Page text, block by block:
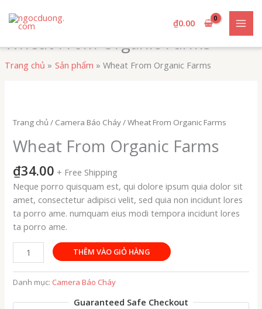
tới
dung
₫0.00
Wheat From Organic Farms
Trang chủ Sản phẩm Wheat From Organic Farms
Trang chủ / Camera Báo Cháy/ Wheat From Organic Farms
Wheat From Organic Farms
₫34.00 + Free Shipping
Neque porro quisquam est, qui dolore ipsum quia dolor sit
amet, consectetur adipisci velit, sed quia non incidunt lores
ta porro ame. numquam eius modi tempora incidunt lores
ta porro ame.
Wheat
From
Organic
Farms
số
THÊM VÀO GIỎ HÀNG
Danh mục: Camera Báo Cháy
Guaranteed Safe Checkout